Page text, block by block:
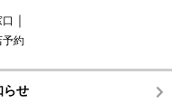
予約
らせ